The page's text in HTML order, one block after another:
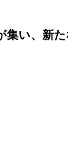
い、新